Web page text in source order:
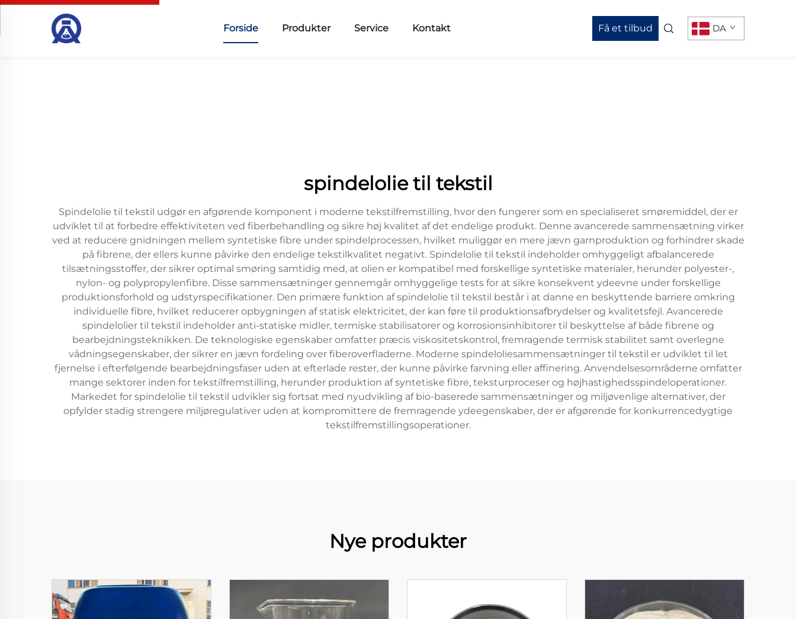
Forside Produkter Service Kontakt Få et tilbud DA
spindelolie til tekstil
Spindelolie til tekstil udgør en afgørende komponent i moderne tekstilfremstilling, hvor den fungerer som en specialiseret smøremiddel, der er
udviklet til at forbedre effektiviteten ved fiberbehandling og sikre høj kvalitet af det endelige produkt. Denne avancerede sammensætning virker
ved at reducere gnidningen mellem syntetiske fibre under spindelprocessen, hvilket muliggør en mere jævn garnproduktion og forhindrer skade
på fibrene, der ellers kunne påvirke den endelige tekstilkvalitet negativt. Spindelolie til tekstil indeholder omhyggeligt afbalancerede
tilsætningsstoffer, der sikrer optimal smøring samtidig med, at olien er kompatibel med forskellige syntetiske materialer, herunder polyester-,
nylon- og polypropylenfibre. Disse sammensætninger gennemgår omhyggelige tests for at sikre konsekvent ydeevne under forskellige
produktionsforhold og udstyrspecifikationer. Den primære funktion af spindelolie til tekstil består i at danne en beskyttende barriere omkring
individuelle fibre, hvilket reducerer opbygningen af statisk elektricitet, der kan føre til produktionsafbrydelser og kvalitetsfejl. Avancerede
spindelolier til tekstil indeholder anti-statiske midler, termiske stabilisatorer og korrosionsinhibitorer til beskyttelse af både fibrene og
bearbejdningsteknikken. De teknologiske egenskaber omfatter præcis viskositetskontrol, fremragende termisk stabilitet samt overlegne
vådningsegenskaber, der sikrer en jævn fordeling over fiberoverfladerne. Moderne spindeloliesammensætninger til tekstil er udviklet til let
fjernelse i efterfølgende bearbejdningsfaser uden at efterlade rester, der kunne påvirke farvning eller affinering. Anvendelsesområderne omfatter
mange sektorer inden for tekstilfremstilling, herunder produktion af syntetiske fibre, teksturproceser og højhastighedsspindeloperationer.
Markedet for spindelolie til tekstil udvikler sig fortsat med nyudvikling af bio-baserede sammensætninger og miljøvenlige alternativer, der
opfylder stadig strengere miljøregulativer uden at kompromittere de fremragende ydeegenskaber, der er afgørende for konkurrencedygtige
tekstilfremstillingsoperationer.
Nye produkter